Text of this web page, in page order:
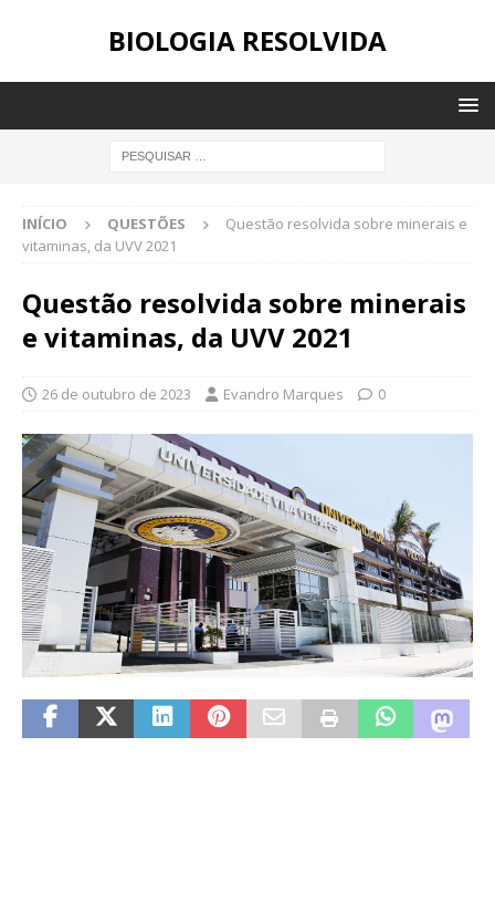
BIOLOGIA RESOLVIDA
INÍCIO QUESTÕES
Questão resolvida sobre minerais e
vitaminas, da UVV 2021
Questão resolvida sobre minerais
e vitaminas, da UVV 2021
26 de outubro de 2023 Evandro Marques 0